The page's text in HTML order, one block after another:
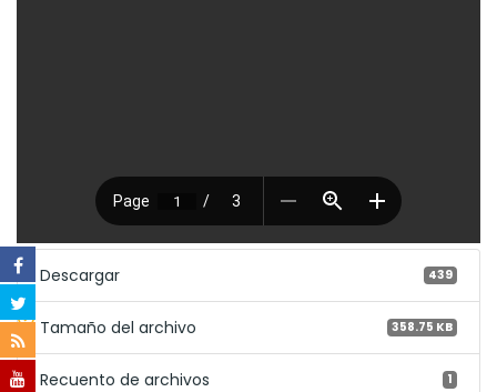
Descargar 439
Tamaño del archivo 358.75 KB
Recuento de archivos 1